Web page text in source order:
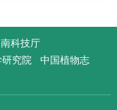
科技厅
究院
中国植物志